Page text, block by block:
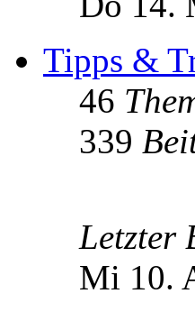
Tipps &
46
339
Letzter
Mi 10.